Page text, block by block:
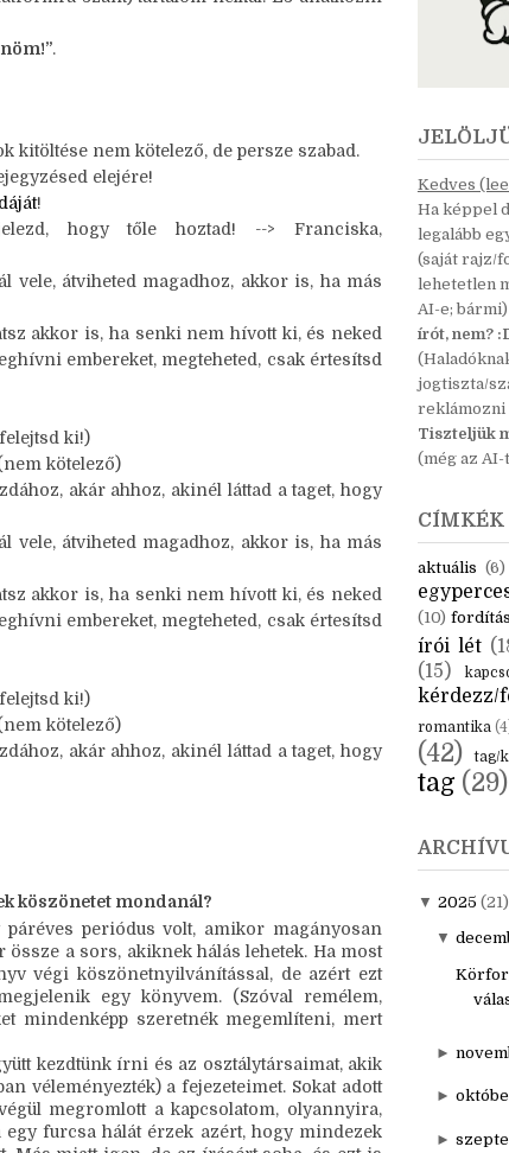
idén pedig a saját válaszaimmal mentem
De már bőven vannak
kitöltése nem kötelező, de persze szabad.
elejére!
!
hogy tőle hoztad! --> Franciska,
vele, átviheted magadhoz, akkor is, ha más
akkor is, ha senki nem hívott ki, és neked
embereket, megteheted, csak értesítsd
ki!)
kötelező)
akár ahhoz, akinél láttad a taget, hogy
vele, átviheted magadhoz, akkor is, ha más
akkor is, ha senki nem hívott ki, és neked
embereket, megteheted, csak értesítsd
ki!)
köszönetet mondanál?
periódus volt, amikor magányosan
a sors, akiknek hálás lehetek. Ha most
végi köszönetnyilvánítással, de azért ezt
egy könyvem. (Szóval remélem,
mindenképp szeretnék megemlíteni, mert
kezdtünk írni és az osztálytársaimat, akik
Kedves
Ha képpel
legalább
(saját rajz/
lehetetlen
AI-e;
írót, nem?
jogtiszta/
Tiszteljük
CÍMKÉK
aktuális (6)
(10)
írói lét
(15)
kérdezz/
tag/
tag (29)
2025 (21)
►